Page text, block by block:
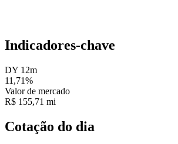
Indicadores-chave
DY 12m
11,71%
Valor de mercado
R$ 155,71 mi
Cotação do dia